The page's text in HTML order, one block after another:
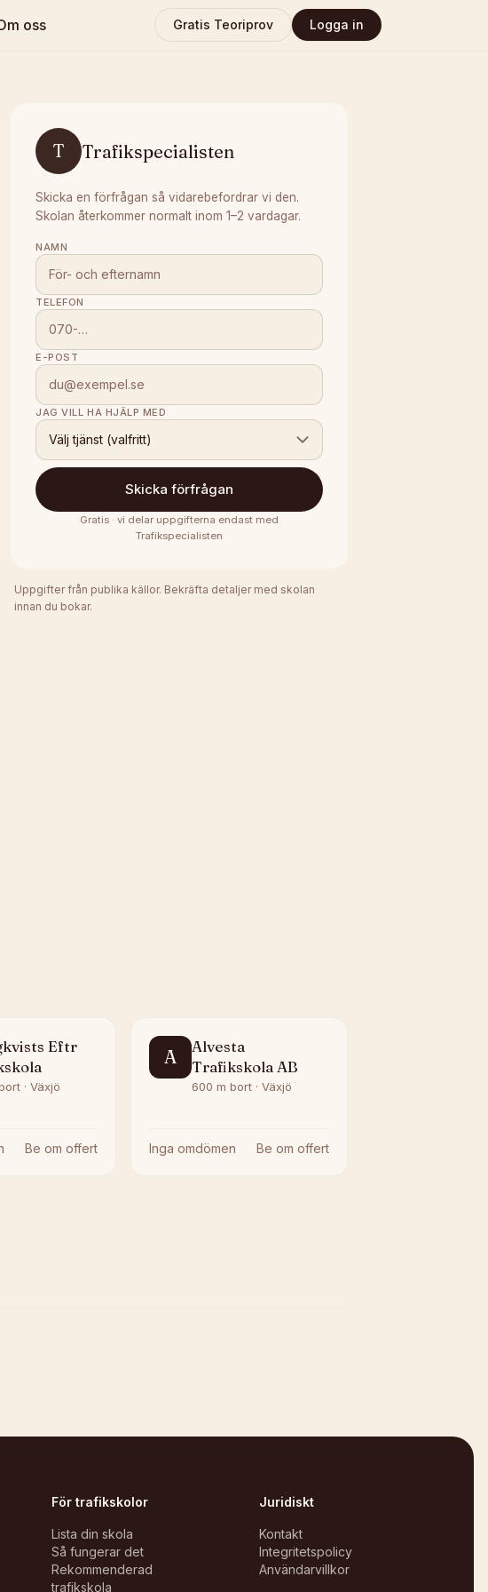
oss Gratis Teoriprov Logga in
T Trafikspecialisten
Skicka en förfrågan så vidarebefordrar vi den.
Skolan återkommer normalt inom 1–2 vardagar.
NAMN
TELEFON
E-POST
JAG VILL HA HJÄLP MED
Välj tjänst (valfritt)
Skicka förfrågan
Gratis · vi delar uppgifterna endast med
Trafikspecialisten
Uppgifter från publika källor. Bekräfta detaljer med skolan
innan du bokar.
Eftr
· Växjö
Be om offert
A
Alvesta
Trafikskola AB
600 m bort · Växjö
Inga omdömen Be om offert
För trafikskolor
Lista din skola
Så fungerar det
Rekommenderad
trafikskola
Juridiskt
Kontakt
Integritetspolicy
Användarvillkor